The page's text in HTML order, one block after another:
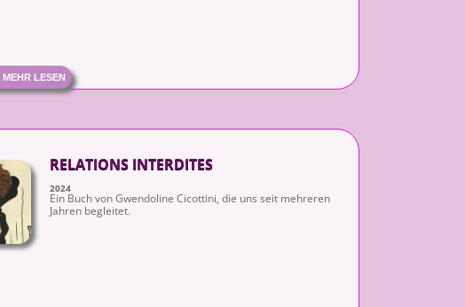
LESEN
RELATIONS INTERDITES
2024
Ein Buch von Gwendoline Cicottini, die uns seit mehreren
Jahren begleitet.